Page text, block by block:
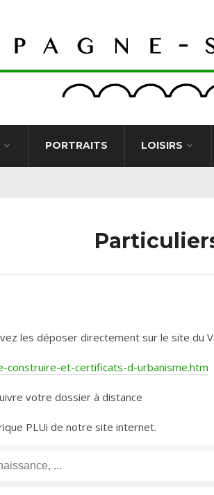
PORTRAITS LOISIRS
les déposer directement sur le site du
construire-et-certificats-d-urbanisme.htm
votre dossier à distance
PLUi de notre site internet.